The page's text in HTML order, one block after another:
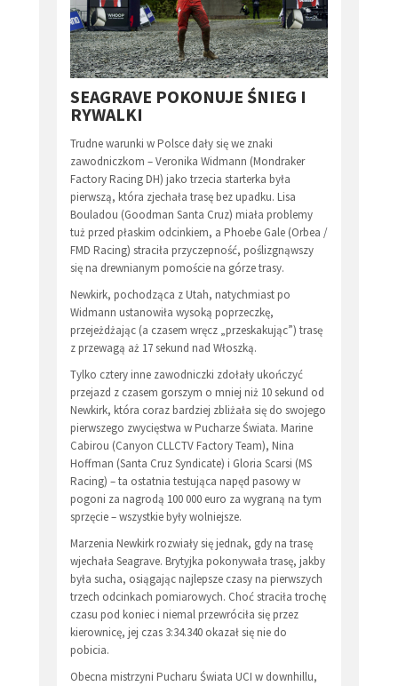
SEAGRAVE POKONUJE ŚNIEG I
RYWALKI
Trudne warunki w Polsce dały się we znaki
zawodniczkom – Veronika Widmann (Mondraker
Factory Racing DH) jako trzecia starterka była
pierwszą, która zjechała trasę bez upadku. Lisa
Bouladou (Goodman Santa Cruz) miała problemy
tuż przed płaskim odcinkiem, a Phoebe Gale (Orbea /
FMD Racing) straciła przyczepność, poślizgnąwszy
się na drewnianym pomoście na górze trasy.
Newkirk, pochodząca z Utah, natychmiast po
Widmann ustanowiła wysoką poprzeczkę,
przejeżdżając (a czasem wręcz „przeskakując”) trasę
z przewagą aż 17 sekund nad Włoszką.
Tylko cztery inne zawodniczki zdołały ukończyć
przejazd z czasem gorszym o mniej niż 10 sekund od
Newkirk, która coraz bardziej zbliżała się do swojego
pierwszego zwycięstwa w Pucharze Świata. Marine
Cabirou (Canyon CLLCTV Factory Team), Nina
Hoffman (Santa Cruz Syndicate) i Gloria Scarsi (MS
Racing) – ta ostatnia testująca napęd pasowy w
pogoni za nagrodą 100 000 euro za wygraną na tym
sprzęcie – wszystkie były wolniejsze.
Marzenia Newkirk rozwiały się jednak, gdy na trasę
wjechała Seagrave. Brytyjka pokonywała trasę, jakby
była sucha, osiągając najlepsze czasy na pierwszych
trzech odcinkach pomiarowych. Choć straciła trochę
czasu pod koniec i niemal przewróciła się przez
kierownicę, jej czas 3:34.340 okazał się nie do
pobicia.
Obecna mistrzyni Pucharu Świata UCI w downhillu,